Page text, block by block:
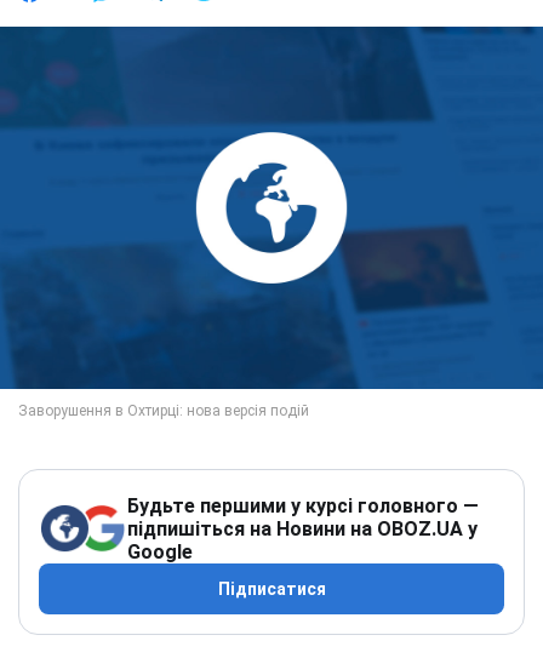
Будьте першими у курсі головного —
підпишіться на Новини на OBOZ.UA у
Google
Підписатися